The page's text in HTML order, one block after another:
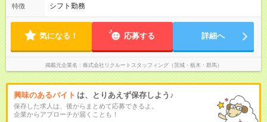
特徴 シフト勤務
気になる！ 応募する 詳細へ
掲載元企業名 株式会社リクルートスタッフィング（茨城・栃木・群馬）
興味のあるバイト は、とりあえず保存しよう♪
保存した求人は、後からまとめて応募できるよ。
企業からアプローチが届くことも！